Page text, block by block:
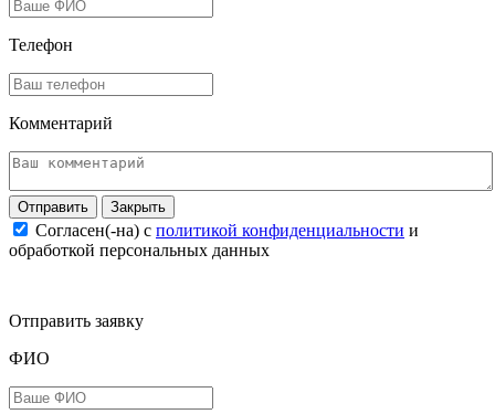
Телефон
Комментарий
Закрыть
Согласен(-на) c политикой конфиденциальности и
обработкой персональных данных
Отправить заявку
ФИО